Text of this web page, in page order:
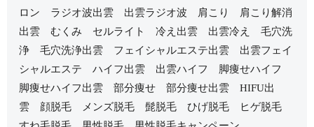
ロン ラジオ波出雲 出雲ラジオ波 肩こり 肩こり解消
出雲 むくみ セルライト 冷え出雲 出雲冷え 毛穴洗
浄 毛穴洗浄出雲 フェイシャルエステ出雲 出雲フェイ
シャルエステ ハイフ出雲 出雲ハイフ 脚痩せハイフ
脚痩せハイフ出雲 部分痩せ 部分痩せ出雲 HIFU出
雲 顔脱毛 メンズ脱毛 髭脱毛 ひげ脱毛 ヒゲ脱毛